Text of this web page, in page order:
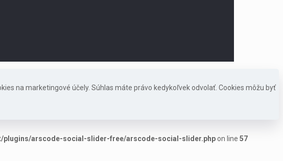
na marketingové účely. Súhlas máte právo kedykoľvek odvolať. Cookies môžu byť
plugins/arscode-social-slider-free/arscode-social-slider.phpon line 57